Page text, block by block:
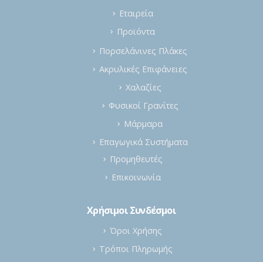
Εταιρεία
Προϊόντα
Πορσελάνινες Πλάκες
Ακρυλικές Επιφάνειες
Χαλαζίες
Φυσικοί Γρανίτες
Μάρμαρα
Επαγωγικά Συστήματα
Προμηθευτές
Επικοινωνία
Χρήσιμοι Συνδέσμοι
Όροι Χρήσης
Τρόποι Πληρωμής